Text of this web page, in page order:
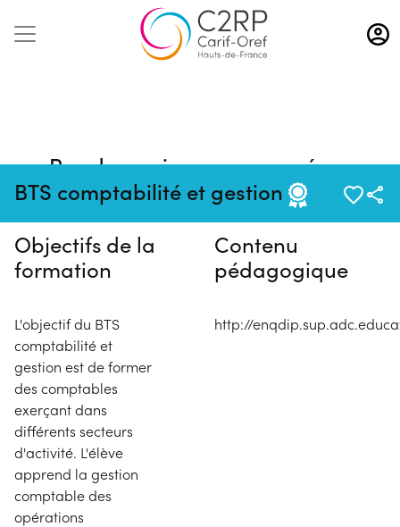
Aller
au
contenu
BTS comptabilité et gestion
Pas de session programmée en
ce moment
Objectifs de la
formation
L'objectif du BTS
comptabilité et
gestion est de former
des comptables
exerçant dans
différents secteurs
d'activité. L'élève
apprend la gestion
comptable des
opérations
Contenu
pédagogique
http://